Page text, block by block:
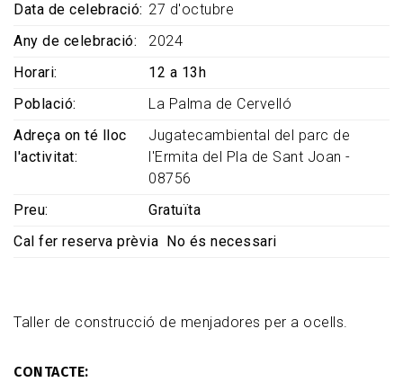
Taller de construcció de menjadores per a ocells.
CONTACTE
Data de celebració 27 d'octubre
Any de celebració
2024
Horari
12 a 13h
Població
La Palma de Cervelló
Adreça on té lloc
l'activitat
Jugatecambiental del parc de
l'Ermita del Pla de Sant Joan -
08756
Preu
Gratuïta
Cal fer reserva prèvia
No és necessari